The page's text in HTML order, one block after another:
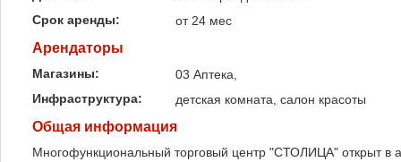
Срок аренды:
от 24 мес
Арендаторы
Магазины:
03 Аптека,
Инфраструктура:
детская комната, салон красоты
Общая информация
Многофункциональный торговый центр "СТОЛИЦА" открыт в